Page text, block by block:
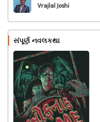
Vrajlal Joshi
સંપૂર્ણ નવલકથા